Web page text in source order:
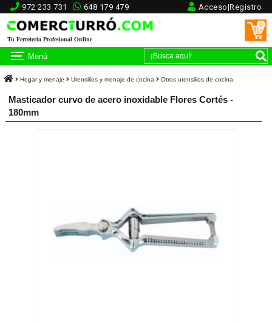
972 233 731 648 179 479 Acceso|Registro
Tu Ferretería Profesional Online
0
Menú
Hogar y menaje Utensilios y menaje de cocina Otros utensilios de cocina
Masticador curvo de acero inoxidable Flores Cortés -
180mm